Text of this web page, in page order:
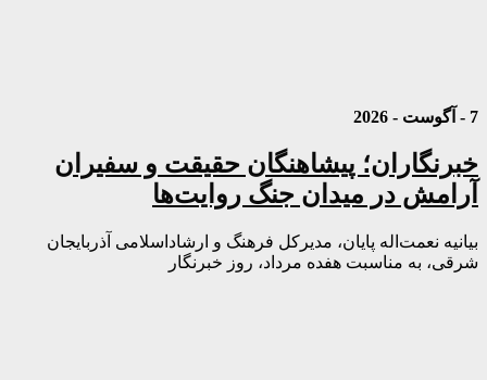
7 - آگوست - 2026
خبرنگاران؛ پیشاهنگان حقیقت و سفیران
آرامش در میدان جنگ روایت‌ها
بیانیه نعمت‌اله پایان، مدیرکل فرهنگ و ارشاداسلامی آذربایجان
شرقی، به مناسبت هفده مرداد، روز خبرنگار